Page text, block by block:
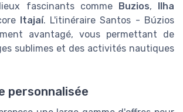
fascinants comme
Buzios,
Ilha
Itajaí. L'itinéraire Santos - Búzios
avantagé, vous permettant de
sublimes et des activités nautiques
personnalisée